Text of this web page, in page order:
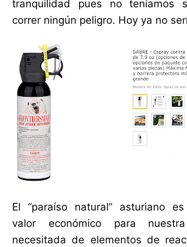
tranquilidad pues no teníamos
correr ningún peligro. Hoy ya no
El “paraíso natural” asturiano
valor económico para
necesitada de elementos de